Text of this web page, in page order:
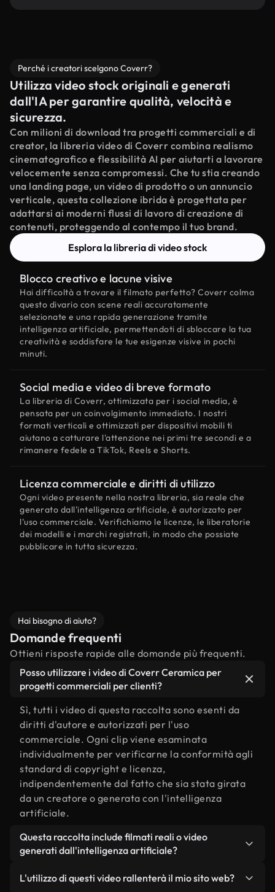
Perché i creatori scelgono Coverr?
Utilizza video stock originali e generati
dall'IA per garantire qualità, velocità e
sicurezza.
Con milioni di download tra progetti commerciali e di
creator, la libreria video di Coverr combina realismo
cinematografico e flessibilità AI per aiutarti a lavorare
velocemente senza compromessi. Che tu stia creando
una landing page, un video di prodotto o un annuncio
verticale, questa collezione ibrida è progettata per
adattarsi ai moderni flussi di lavoro di creazione di
contenuti, proteggendo al contempo il tuo brand.
Esplora la libreria di video stock
Blocco creativo e lacune visive
Hai difficoltà a trovare il filmato perfetto? Coverr colma
questo divario con scene reali accuratamente
selezionate e una rapida generazione tramite
intelligenza artificiale, permettendoti di sbloccare la tua
creatività e soddisfare le tue esigenze visive in pochi
minuti.
Social media e video di breve formato
La libreria di Coverr, ottimizzata per i social media, è
pensata per un coinvolgimento immediato. I nostri
formati verticali e ottimizzati per dispositivi mobili ti
aiutano a catturare l'attenzione nei primi tre secondi e a
rimanere fedele a TikTok, Reels e Shorts.
Licenza commerciale e diritti di utilizzo
Ogni video presente nella nostra libreria, sia reale che
generato dall'intelligenza artificiale, è autorizzato per
l'uso commerciale. Verifichiamo le licenze, le liberatorie
dei modelli e i marchi registrati, in modo che possiate
pubblicare in tutta sicurezza.
Hai bisogno di aiuto?
Domande frequenti
Ottieni risposte rapide alle domande più frequenti.
Posso utilizzare i video di Coverr Ceramica per
progetti commerciali per clienti?
Sì, tutti i video di questa raccolta sono esenti da
diritti d'autore e autorizzati per l'uso
commerciale. Ogni clip viene esaminata
individualmente per verificarne la conformità agli
standard di copyright e licenza,
indipendentemente dal fatto che sia stata girata
da un creatore o generata con l'intelligenza
artificiale.
Questa raccolta include filmati reali o video
generati dall'intelligenza artificiale?
da filmati reali, girati da persone, relativi a
L'utilizzo di questi video rallenterà il mio sito web?